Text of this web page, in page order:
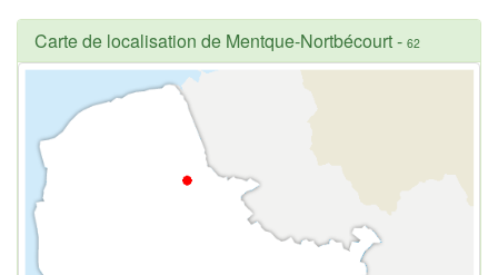
Carte de localisation de Mentque-Nortbécourt- 62